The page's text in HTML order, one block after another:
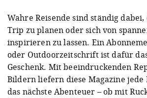
Wahre Reisende sind ständig dabei,
Trip zu planen oder sich von
inspirieren zu lassen. Ein
oder Outdoorzeitschrift ist dafür
Geschenk. Mit beeindruckenden
Bildern liefern diese Magazine
das nächste Abenteuer – ob mit